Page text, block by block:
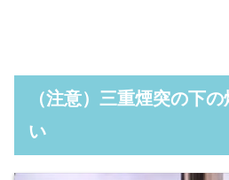
（注意）三重煙突の下
い